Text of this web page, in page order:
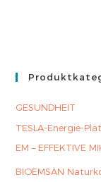
GESUNDHEIT
TESLA-Energie-
EM – EFFEKTIVE
BIOEMSAN